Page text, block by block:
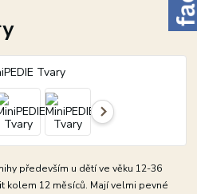
především u dětí ve věku 12-36
kolem 12 měsíců. Mají velmi pevné